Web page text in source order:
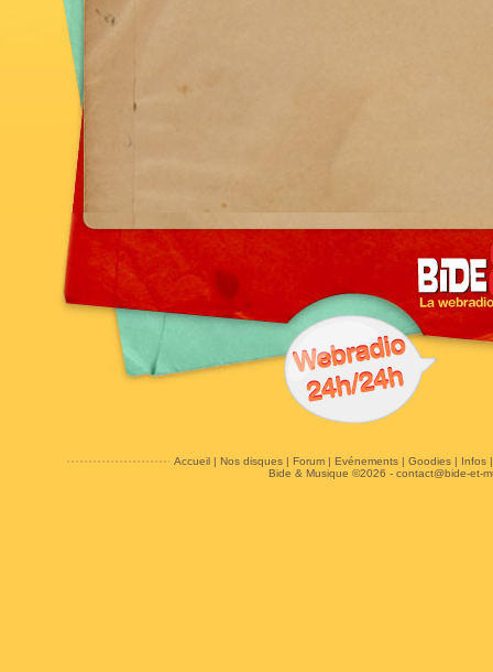
Accueil| Nos disques| Forum| Evénements| Goodies| Infos
Bide & Musique ©2026 - contact@bide-et-